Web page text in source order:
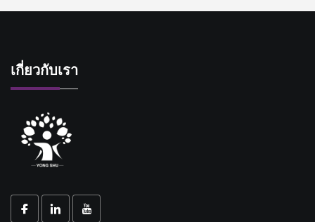
เกี่ยวกับเรา